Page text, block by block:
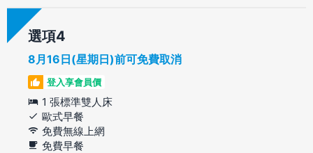
選項
8月16日(星期日)前可免費取消
登入享會員價
1 張標準雙人床
歐式早餐
免費無線上網
免費早餐